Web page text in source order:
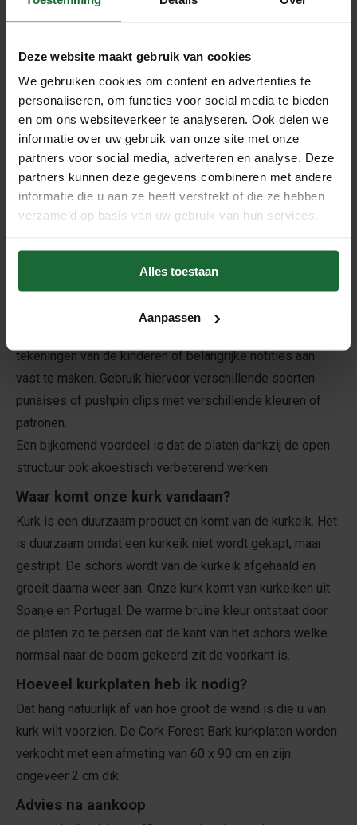
Deze website maakt gebruik van cookies
We gebruiken cookies om content en advertenties te
personaliseren, om functies voor social media te bieden
en om ons websiteverkeer te analyseren. Ook delen we
informatie over uw gebruik van onze site met onze
partners voor social media, adverteren en analyse. Deze
partners kunnen deze gegevens combineren met andere
informatie die u aan ze heeft verstrekt of die ze hebben
verzameld op basis van uw gebruik van hun services.
Alles toestaan
Aanpassen
Wandkurk - kurkbast 3D -
30mm dik - 60 x 90 cm
€69,95
Modular 3D wandkurk Dark
-7mm. dik - Doos 7,07 m²
€479,95
Beschrijving
Met de prikwand kurkplaatCork Bark heeft u een zeer
Met kurk op de muur zorgt u voor een
wandbekledingin uw woonkamer, werkkamer, kinderkamer
of bijvoorbeeld voor op kantoor. Het is een ideale manier
tekeningen van de kinderen of belangrijke notities aan
vast te maken. Gebruik hiervoor verschillende soorten
punaises of pushpin clips met verschillende kleuren of
patronen.
Een bijkomend voordeel is dat de platen dankzij de open
structuur ook akoestisch verbeterend werken.
Waar komt onze kurk vandaan?
Kurk is een duurzaam product en komt van de kurkeik. Het
is duurzaam omdat een kurkeik niet wordt gekapt, maar
gestript. De schors wordt van de kurkeik afgehaald en
groeit daarna weer aan. Onze kurk komt van kurkeiken uit
Spanje en Portugal. De warme bruine kleur ontstaat door
de platen zo te persen dat de kant van het schors welke
normaal naar de boom gekeerd zit de voorkant is.
Hoeveel kurkplaten heb ik nodig?
Dat hang natuurlijk af van hoe groot de wand is die u van
kurk wilt voorzien. De Cork Forest Bark kurkplaten worden
verkocht met een afmeting van 60 x 90 cm en zijn
ongeveer 2 cm dik.
Advies na aankoop